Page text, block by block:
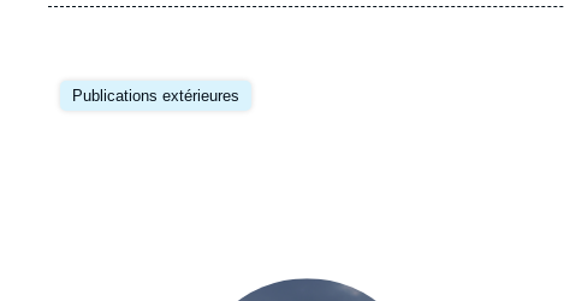
Publications extérieures
Image
principale